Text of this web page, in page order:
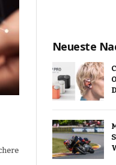
Neueste